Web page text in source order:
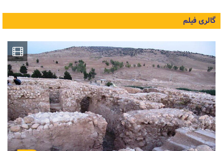
گالری فیلم